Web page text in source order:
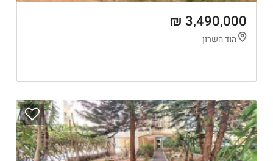
3,490,000 ₪
הוד השרון